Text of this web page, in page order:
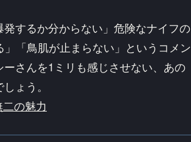
するか分からない」危険なナイフの
「鳥肌が止まらない」というコメン
さんを1ミリも感じさせない、あの
ょう。
の魅力